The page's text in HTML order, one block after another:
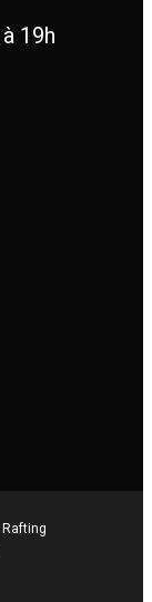
19h
Rafting